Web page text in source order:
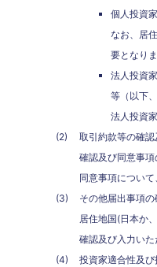
個人投資
なお、居
要となり
法人投資
等（以下
法人投資
取引約款等の確
確認及び同意事
同意事項について
その他届出事項
居住地国(日本か
確認及び入力いた
投資家適合性及